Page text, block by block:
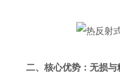
二、核心优势：无损